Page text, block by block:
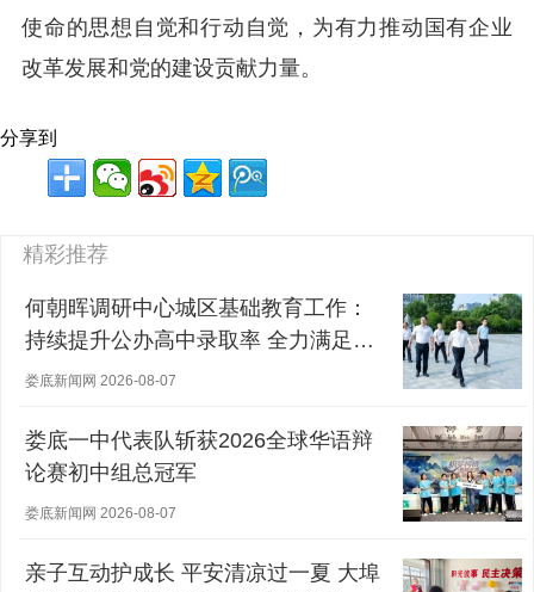
使命的思想自觉和行动自觉，为有力推动国有企业
改革发展和党的建设贡献力量。
分享到
精彩推荐
何朝晖调研中心城区基础教育工作：
持续提升公办高中录取率 全力满足群
众对优质教育的需求
娄底新闻网 2026-08-07
娄底一中代表队斩获2026全球华语辩
论赛初中组总冠军
娄底新闻网 2026-08-07
亲子互动护成长 平安清凉过一夏 大埠